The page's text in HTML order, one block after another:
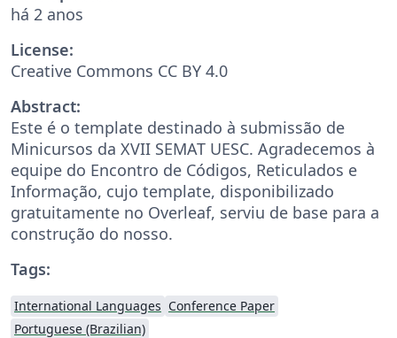
há 2 anos
License:
Creative Commons CC BY 4.0
Abstract:
Este é o template destinado à submissão de
Minicursos da XVII SEMAT UESC. Agradecemos à
equipe do Encontro de Códigos, Reticulados e
Informação, cujo template, disponibilizado
gratuitamente no Overleaf, serviu de base para a
construção do nosso.
Tags:
International Languages Conference Paper
Portuguese (Brazilian)